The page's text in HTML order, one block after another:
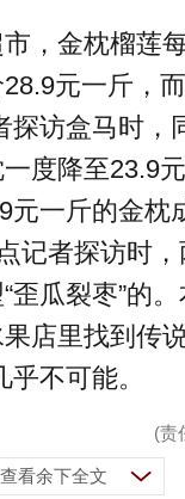
，金枕榴莲
元一斤，
探访盒马时，
度降至23.9
元一斤的金枕
记者探访时
歪瓜裂枣”的
店里找到传
不可能。
(责
查看余下全文